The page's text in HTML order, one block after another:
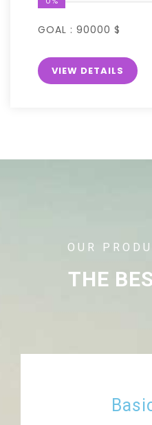
GOAL : 90000 $
VIEW DETAILS
OUR
THE